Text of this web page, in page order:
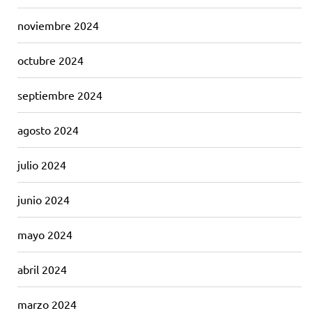
noviembre 2024
octubre 2024
septiembre 2024
agosto 2024
julio 2024
junio 2024
mayo 2024
abril 2024
marzo 2024